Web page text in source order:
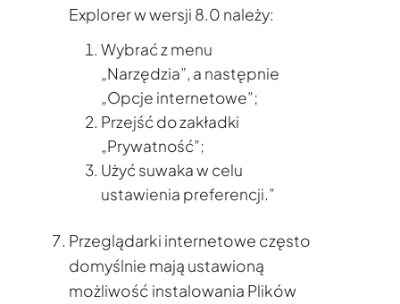
Explorer w wersji 8.0 należy:
Wybrać z menu
„Narzędzia”, a następnie
„Opcje internetowe”;
Przejść do zakładki
„Prywatność”;
Użyć suwaka w celu
ustawienia preferencji.”
Przeglądarki internetowe często
domyślnie mają ustawioną
możliwość instalowania Plików